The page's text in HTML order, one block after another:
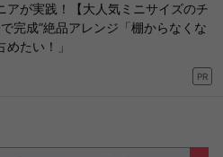
アが実践！【大人気ミニサイズのチ
完成”絶品アレンジ「棚からなくな
めたい！」
PR